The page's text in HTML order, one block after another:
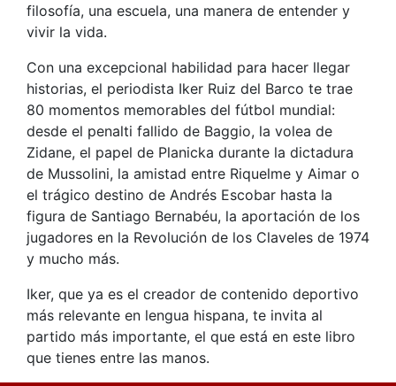
filosofía, una escuela, una manera de entender y
vivir la vida.
Con una excepcional habilidad para hacer llegar
historias, el periodista Iker Ruiz del Barco te trae
80 momentos memorables del fútbol mundial:
desde el penalti fallido de Baggio, la volea de
Zidane, el papel de Planicka durante la dictadura
de Mussolini, la amistad entre Riquelme y Aimar o
el trágico destino de Andrés Escobar hasta la
figura de Santiago Bernabéu, la aportación de los
jugadores en la Revolución de los Claveles de 1974
y mucho más.
Iker, que ya es el creador de contenido deportivo
más relevante en lengua hispana, te invita al
partido más importante, el que está en este libro
que tienes entre las manos.